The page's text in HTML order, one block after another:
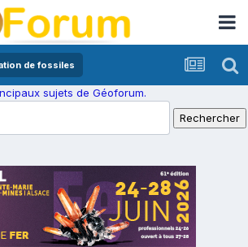
de fossiles
sujets de Géoforum.